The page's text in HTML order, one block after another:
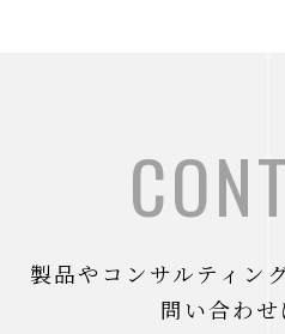
製品やコンサルティン
問い合わせ